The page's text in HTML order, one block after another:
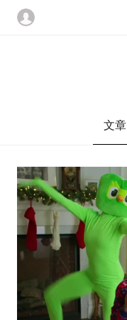
文章